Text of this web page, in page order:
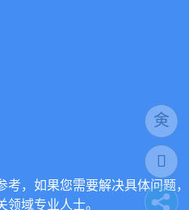
，如果您需要解决具体问题，
领域专业人士。